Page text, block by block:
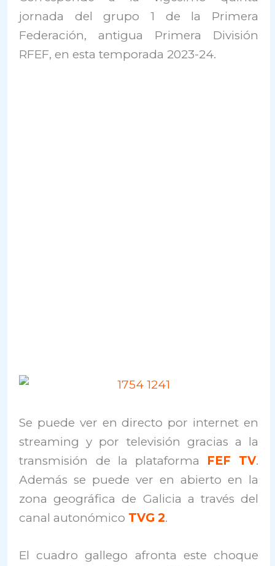
jornada del grupo 1 de la Primera
Federación, antigua Primera División
RFEF, en esta temporada 2023-24.
Se puede ver en directo por internet en
streaming y por televisión gracias a la
transmisión de la plataforma FEF TV.
Además se puede ver en abierto en la
zona geográfica de Galicia a través del
canal autonómico TVG 2.
El cuadro gallego afronta este choque